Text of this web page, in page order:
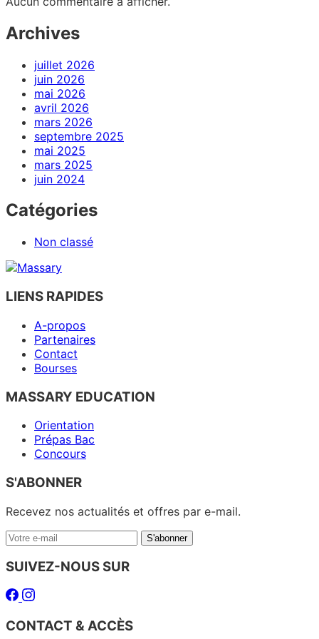
Archives
juillet 2026
juin 2026
mai 2026
avril 2026
mars 2026
septembre 2025
mai 2025
mars 2025
juin 2024
Catégories
Non classé
LIENS RAPIDES
A-propos
Partenaires
Contact
Bourses
MASSARY EDUCATION
Orientation
Prépas Bac
Concours
S'ABONNER
Recevez nos actualités et offres par e-mail.
Votre
e-
mail
S'abonner
SUIVEZ-NOUS SUR
Facebook
Instagram
CONTACT & ACCÈS